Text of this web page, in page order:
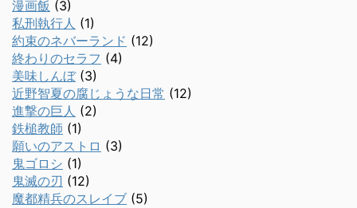
漫画飯 (3)
私刑執行人 (1)
約束のネバーランド (12)
終わりのセラフ (4)
美味しんぼ(3)
近野智夏の腐じょうな日常 (12)
進撃の巨人 (2)
鉄槌教師 (1)
願いのアストロ (3)
鬼ゴロシ (1)
鬼滅の刃 (12)
魔都精兵のスレイブ (5)